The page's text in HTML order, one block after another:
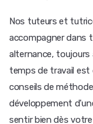
Nos tuteurs et
accompagner dans
alternance, toujours
temps de travail est
conseils de
développement
sentir bien dès